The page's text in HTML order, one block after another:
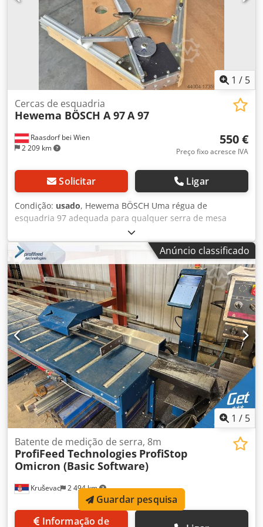
1 / 5
Raasdorf bei Wien
2 209 km
Cercas de esquadria
Hewema BÖSCH A 97A 97
550 €
Preço fixo acresce IVA
Solicitar Ligar
Condição: usado, Hewema BÖSCH Uma régua de
esquadria 97 adequada para qualquer serra de mesa
deslizante Cedpouv Evusfx Ac Ajha
Anúncio classificado
1 / 5
Kruševac 2 494 km
Batente de medição de serra, 8m
ProfiFeed Technologies ProfiStop
Omicron (Basic Software)
Guardar pesquisa